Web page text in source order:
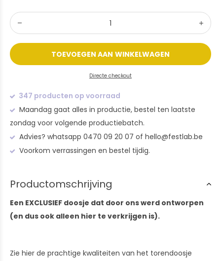
TOEVOEGEN AAN WINKELWAGEN
Directe checkout
347 producten op voorraad
Maandag gaat alles in productie, bestel ten laatste
zondag voor volgende productiebatch.
Advies? whatsapp 0470 09 20 07 of hello@festlab.be
Voorkom verrassingen en bestel tijdig.
Productomschrijving
Een EXCLUSIEF doosje dat door ons werd ontworpen
(en dus ook alleen hier te verkrijgen is).
Zie hier de prachtige kwaliteiten van het torendoosje